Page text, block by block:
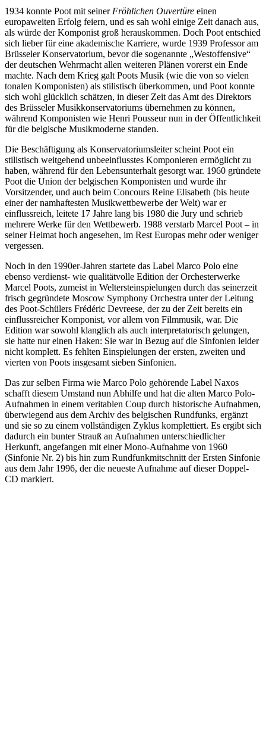
1934 konnte Poot mit seiner Fröhlichen Ouvertüre einen
europaweiten Erfolg feiern, und es sah wohl einige Zeit danach aus,
als würde der Komponist groß herauskommen. Doch Poot entschied
sich lieber für eine akademische Karriere, wurde 1939 Professor am
Brüsseler Konservatorium, bevor die sogenannte „Westoffensive“
der deutschen Wehrmacht allen weiteren Plänen vorerst ein Ende
machte. Nach dem Krieg galt Poots Musik (wie die von so vielen
tonalen Komponisten) als stilistisch überkommen, und Poot konnte
sich wohl glücklich schätzen, in dieser Zeit das Amt des Direktors
des Brüsseler Musikkonservatoriums übernehmen zu können,
während Komponisten wie Henri Pousseur nun in der Öffentlichkeit
für die belgische Musikmoderne standen.
Die Beschäftigung als Konservatoriumsleiter scheint Poot ein
stilistisch weitgehend unbeeinflusstes Komponieren ermöglicht zu
haben, während für den Lebensunterhalt gesorgt war. 1960 gründete
Poot die Union der belgischen Komponisten und wurde ihr
Vorsitzender, und auch beim Concours Reine Elisabeth (bis heute
einer der namhaftesten Musikwettbewerbe der Welt) war er
einflussreich, leitete 17 Jahre lang bis 1980 die Jury und schrieb
mehrere Werke für den Wettbewerb. 1988 verstarb Marcel Poot – in
seiner Heimat hoch angesehen, im Rest Europas mehr oder weniger
vergessen.
Noch in den 1990er-Jahren startete das Label Marco Polo eine
ebenso verdienst- wie qualitätvolle Edition der Orchesterwerke
Marcel Poots, zumeist in Weltersteinspielungen durch das seinerzeit
frisch gegründete Moscow Symphony Orchestra unter der Leitung
des Poot-Schülers Frédéric Devreese, der zu der Zeit bereits ein
einflussreicher Komponist, vor allem von Filmmusik, war. Die
Edition war sowohl klanglich als auch interpretatorisch gelungen,
sie hatte nur einen Haken: Sie war in Bezug auf die Sinfonien leider
nicht komplett. Es fehlten Einspielungen der ersten, zweiten und
vierten von Poots insgesamt sieben Sinfonien.
Das zur selben Firma wie Marco Polo gehörende Label Naxos
schafft diesem Umstand nun Abhilfe und hat die alten Marco Polo-
Aufnahmen in einem veritablen Coup durch historische Aufnahmen,
überwiegend aus dem Archiv des belgischen Rundfunks, ergänzt
und sie so zu einem vollständigen Zyklus komplettiert. Es ergibt sich
dadurch ein bunter Strauß an Aufnahmen unterschiedlicher
Herkunft, angefangen mit einer Mono-Aufnahme von 1960
(Sinfonie Nr. 2) bis hin zum Rundfunkmitschnitt der Ersten Sinfonie
aus dem Jahr 1996, der die neueste Aufnahme auf dieser Doppel-
CD markiert.